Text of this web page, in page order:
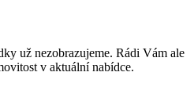
už nezobrazujeme. Rádi Vám ale
v aktuální nabídce.